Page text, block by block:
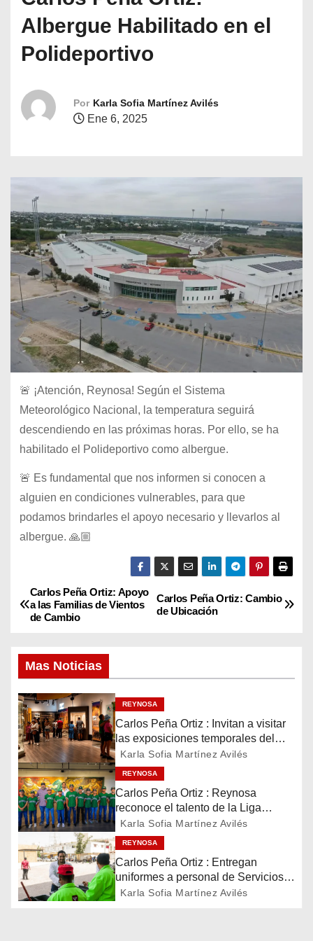
Albergue Habilitado en el
Polideportivo
Por Karla Sofia Martínez Avilés
Ene 6, 2025
🚨 ¡Atención, Reynosa! Según el Sistema
Meteorológico Nacional, la temperatura seguirá
descendiendo en las próximas horas. Por ello, se ha
habilitado el Polideportivo como albergue.
🚨 Es fundamental que nos informen si conocen a
alguien en condiciones vulnerables, para que
podamos brindarles el apoyo necesario y llevarlos al
albergue. 🙏🏼
N
a
v
e
g
a
c
i
ó
n
d
Carlos Peña Ortiz: Cambio
de Ubicación
Carlos Peña Ortiz: Apoyo
a las Familias de Vientos
de Cambio
Mas Noticias
REYNOSA
Carlos Peña Ortiz : Invitan a visitar
las exposiciones temporales del
Museo del Ferrocarril Reynosa
Karla Sofia Martínez Avilés
REYNOSA
Carlos Peña Ortiz : Reynosa
reconoce el talento de la Liga
Treviño Kelly, subcampeona
latinoamericana
Karla Sofia Martínez Avilés
REYNOSA
Carlos Peña Ortiz : Entregan
uniformes a personal de Servicios
Públicos de Reynosa
Karla Sofia Martínez Avilés